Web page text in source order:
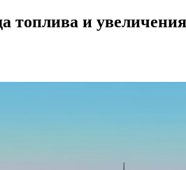
топлива и